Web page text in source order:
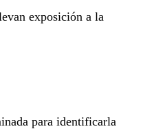
exposición a la
para identificarla